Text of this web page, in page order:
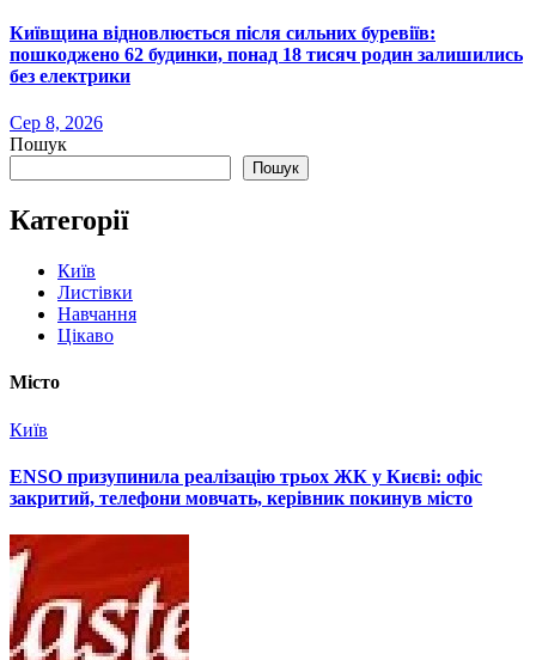
Київщина відновлюється після сильних буревіїв:
пошкоджено 62 будинки, понад 18 тисяч родин залишились
без електрики
Сер 8, 2026
Пошук
Пошук
Категорії
Київ
Листівки
Навчання
Цікаво
Місто
Київ
ENSO призупинила реалізацію трьох ЖК у Києві: офіс
закритий, телефони мовчать, керівник покинув місто